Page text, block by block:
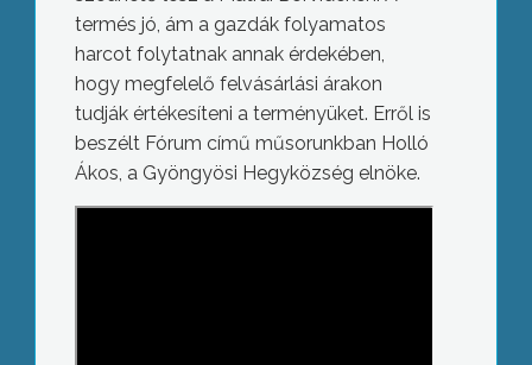
termés jó, ám a gazdák folyamatos
harcot folytatnak annak érdekében,
hogy megfelelő felvásárlási árakon
tudják értékesíteni a terményüket. Erről is
beszélt Fórum című műsorunkban Holló
Ákos, a Gyöngyösi Hegyközség elnöke.